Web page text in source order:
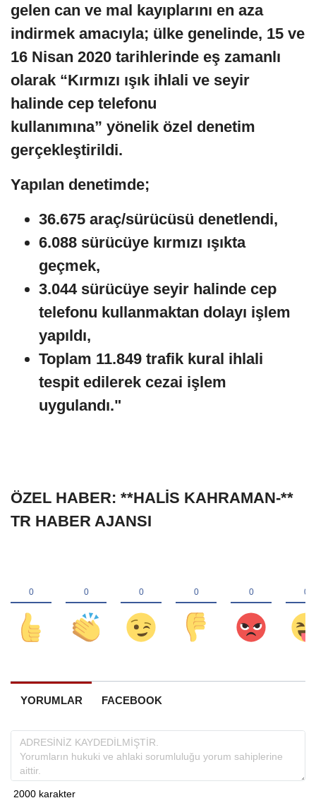
gelen can ve mal kayıplarını en aza
indirmek amacıyla; ülke genelinde, 15 ve
16 Nisan 2020 tarihlerinde eş zamanlı
olarak “Kırmızı ışık ihlali ve seyir
halinde cep telefonu
kullanımına” yönelik özel denetim
gerçekleştirildi.
Yapılan denetimde;
36.675 araç/sürücüsü denetlendi,
6.088 sürücüye kırmızı ışıkta
geçmek,
3.044 sürücüye seyir halinde cep
telefonu kullanmaktan dolayı işlem
yapıldı,
Toplam 11.849 trafik kural ihlali
tespit edilerek cezai işlem
uygulandı."
ÖZEL HABER: **HALİS KAHRAMAN-**
TR HABER AJANSI
YORUMLAR FACEBOOK